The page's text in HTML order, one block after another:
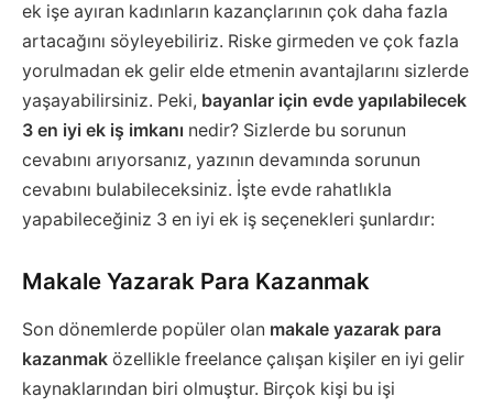
ek işe ayıran kadınların kazançlarının çok daha fazla
artacağını söyleyebiliriz. Riske girmeden ve çok fazla
yorulmadan ek gelir elde etmenin avantajlarını sizlerde
yaşayabilirsiniz. Peki, bayanlar için evde yapılabilecek
3 en iyi ek iş imkanı nedir? Sizlerde bu sorunun
cevabını arıyorsanız, yazının devamında sorunun
cevabını bulabileceksiniz. İşte evde rahatlıkla
yapabileceğiniz 3 en iyi ek iş seçenekleri şunlardır:
Makale Yazarak Para Kazanmak
Son dönemlerde popüler olan makale yazarak para
kazanmak özellikle freelance çalışan kişiler en iyi gelir
kaynaklarından biri olmuştur. Birçok kişi bu işi